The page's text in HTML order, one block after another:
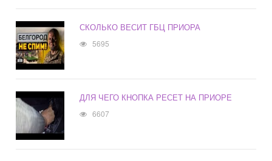
СКОЛЬКО ВЕСИТ ГБЦ ПРИОРА
5695
ДЛЯ ЧЕГО КНОПКА РЕСЕТ НА ПРИОРЕ
6607